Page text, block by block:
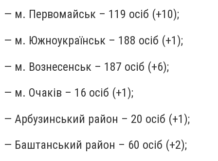
— м. Первомайськ – 119 осіб (+10);
— м. Южноукраїнськ – 188 осіб (+1);
— м. Вознесенськ – 187 осіб (+6);
— м. Очаків – 16 осіб (+1);
— Арбузинський район – 20 осіб (+1);
— Баштанський район – 60 осіб (+2);